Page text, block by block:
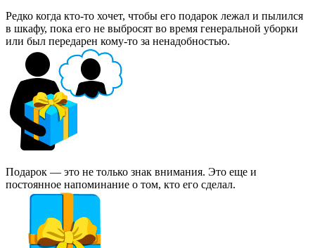
Редко когда кто-то хочет, чтобы его подарок лежал и пылился
в шкафу, пока его не выбросят во время генеральной уборки
или был передарен кому-то за ненадобностью.
Подарок — это не только знак внимания. Это еще и
постоянное напоминание о том, кто его сделал.